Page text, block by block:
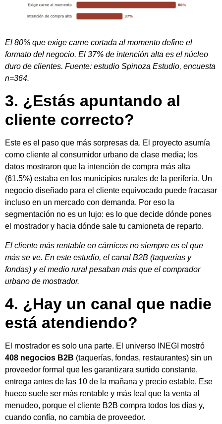
El 80% que exige carne cortada al momento define el
formato del negocio. El 37% de intención alta es el núcleo
duro de clientes. Fuente: estudio Spinoza Estudio, encuesta
n=364.
3. ¿Estás apuntando al
cliente correcto?
Este es el paso que más sorpresas da. El proyecto asumía
como cliente al consumidor urbano de clase media; los
datos mostraron que la intención de compra más alta
(61.5%) estaba en los municipios rurales de la periferia. Un
negocio diseñado para el cliente equivocado puede fracasar
incluso en un mercado con demanda. Por eso la
segmentación no es un lujo: es lo que decide dónde pones
el mostrador y hacia dónde sale tu camioneta de reparto.
El cliente más rentable en cárnicos no siempre es el que
más se ve. En este estudio, el canal B2B (taquerías y
fondas) y el medio rural pesaban más que el comprador
urbano de mostrador.
4. ¿Hay un canal que nadie
está atendiendo?
El mostrador es solo una parte. El universo INEGI mostró
408 negocios B2B (taquerías, fondas, restaurantes) sin un
proveedor formal que les garantizara surtido constante,
entrega antes de las 10 de la mañana y precio estable. Ese
hueco suele ser más rentable y más leal que la venta al
menudeo, porque el cliente B2B compra todos los días y,
cuando confía, no cambia de proveedor.